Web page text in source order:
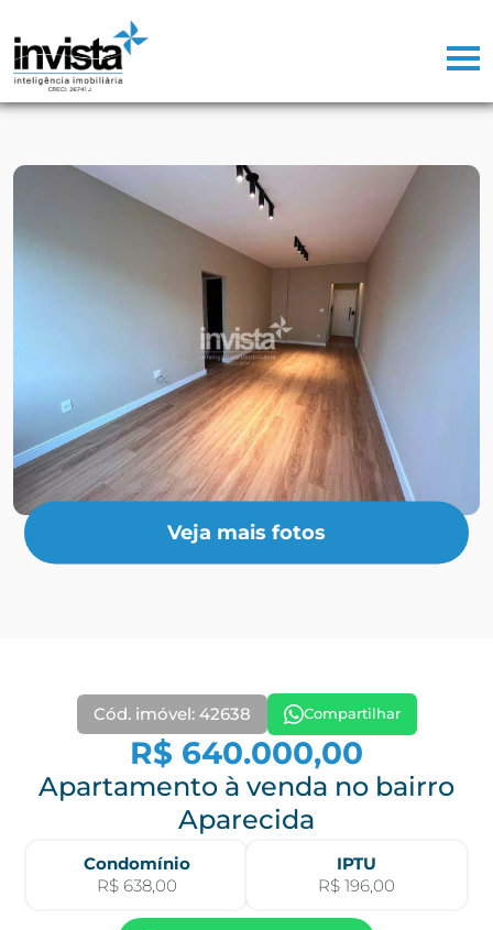
Veja mais fotos
Cód. imóvel: 42638 Compartilhar
R$ 640.000,00
Apartamento à venda no bairro
Aparecida
Condomínio
R$ 638,00
IPTU
R$ 196,00